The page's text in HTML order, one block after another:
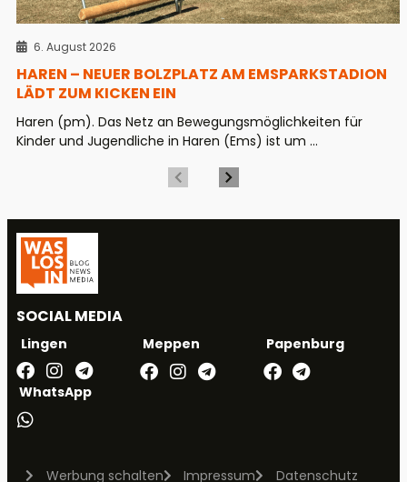
6. August 2026
HAREN – NEUER BOLZPLATZ AM EMSPARKSTADION
LÄDT ZUM KICKEN EIN
Haren (pm). Das Netz an Bewegungsmöglichkeiten für
Kinder und Jugendliche in Haren (Ems) ist um ...
SOCIAL MEDIA
Lingen Meppen Papenburg
WhatsApp
Werbung schalten Impressum Datenschutz